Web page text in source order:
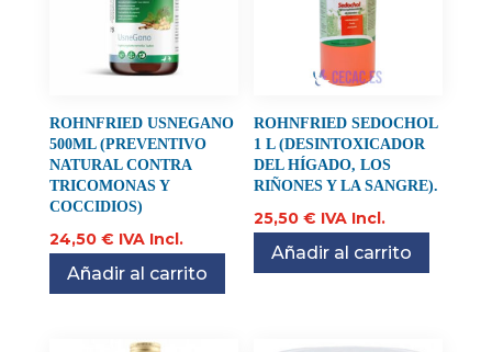
ROHNFRIED USNEGANO
500ML (PREVENTIVO
NATURAL CONTRA
TRICOMONAS Y
COCCIDIOS)
24,50 € IVA Incl.
Añadir al carrito
ROHNFRIED SEDOCHOL
1 L (DESINTOXICADOR
DEL HÍGADO, LOS
RIÑONES Y LA SANGRE).
25,50€ IVA Incl.
Añadir al carrito